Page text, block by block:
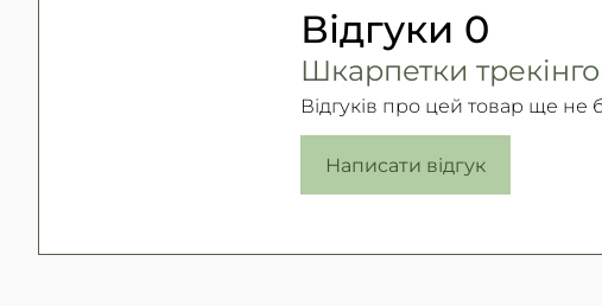
Відгуки 0
Шкарпетки
Відгуків про цей товар ще не
Написати відгук